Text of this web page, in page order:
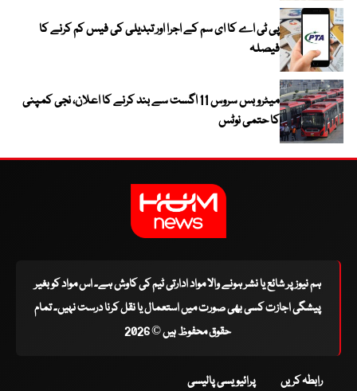
پی ٹی اے کا ای سم کے اجرا اور تبدیلی کی فیس کم کرنے کا
فیصلہ
میٹرو بس سروس 11 اگست سے بند کرنے کا اعلان، نجی کمپنی
کا حتمی نوٹس
ہم نیوز پر شائع یا نشر ہونے والا مواد ادارتی ٹیم کی کاوش ہے۔ اس مواد کو بغیر
پیشگی اجازت کسی بھی صورت میں استعمال یا نقل کرنا درست نہیں۔ تمام
حقوق محفوظ ہیں © 2026
رابطہ کریں پرائیویسی پالیسی